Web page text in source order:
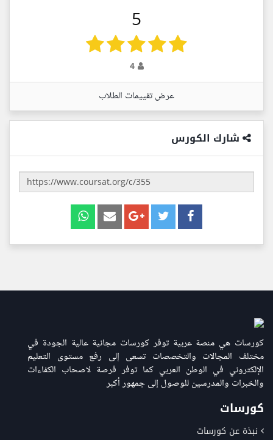
5
4
عرض تقييمات الطلاب
شارك الكورس
كورسات هي منصة عربية توفر كورسات مجانية عالية الجودة في
مختلف المجالات والتخصصات تسعى إلى رفع مستوى التعليم
الإلكتروني في الوطن العربي كما توفر فرصة لاصحاب الكفاءات
والخبرات والمدرسين للوصول إلى جمهور أكبر
كورسات
نبذة عن كورسات